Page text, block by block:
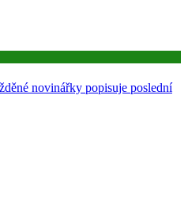
novinářky popisuje poslední